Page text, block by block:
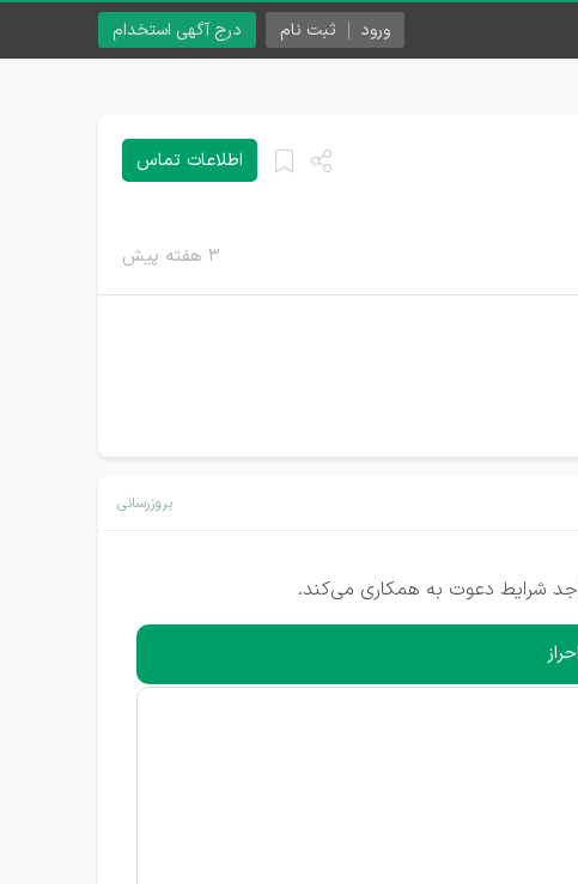
درج آگهی استخدام ورود ثبت نام
۳ هفته پیش
اطلاعات تماس
بروزرسانی
شرایط دعوت به همکاری می‌کند.